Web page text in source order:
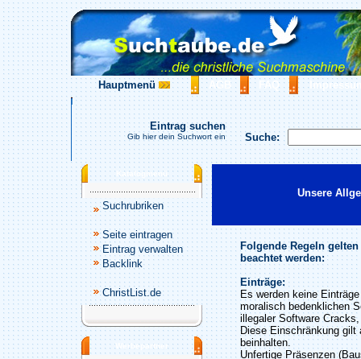
Hauptmenü AGB FAQ
Suche:
Eintrag suchen
Gib hier dein Suchwort ein
Katalogmenü
Suchrubriken
Seite eintragen
Eintrag verwalten
Backlink
ChristList.de
Werbepartner
Unsere
Folgende Regeln
beachtet werden:
Einträge:
Es werden keine
moralisch bedenklichen
illegaler Software
Diese Einschränkung gilt
beinhalten.
Unfertige Präsenzen